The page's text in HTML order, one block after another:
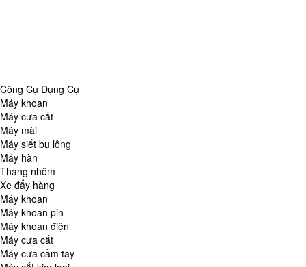
Công Cụ Dụng Cụ
Máy khoan
Máy cưa cắt
Máy mài
Máy siết bu lông
Máy hàn
Thang nhôm
Xe đẩy hàng
Máy khoan
Máy khoan pin
Máy khoan điện
Máy cưa cắt
Máy cưa cầm tay